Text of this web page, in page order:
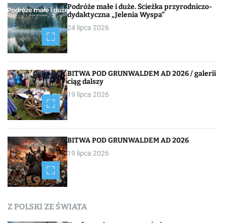
c
j
a
p
o
w
p
i
s
a
Podróże małe i duże. Ścieżka przyrodniczo-
dydaktyczna „Jelenia Wyspa”
24 lipca 2026
BITWA POD GRUNWALDEM AD 2026 / galerii
ciąg dalszy
19 lipca 2026
BITWA POD GRUNWALDEM AD 2026
19 lipca 2026
Z POLSKI ZE ŚWIATA